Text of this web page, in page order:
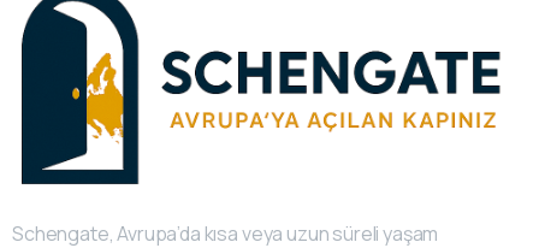
Schengate, Avrupa’da kısa veya uzun süreli yaşam